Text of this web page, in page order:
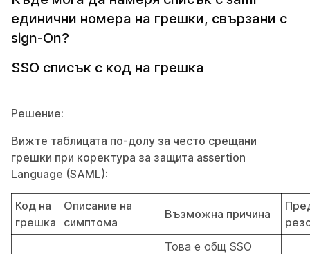
единични номера на грешки, свързани с
sign-On?
SSO списък с код на грешка
Решение:
Вижте таблицата по-долу за често срещани
грешки при коректура за защита assertion
Language (SAML):
Код на
грешка
Описание на
симптома
Възможна причина
Това е общ SSO